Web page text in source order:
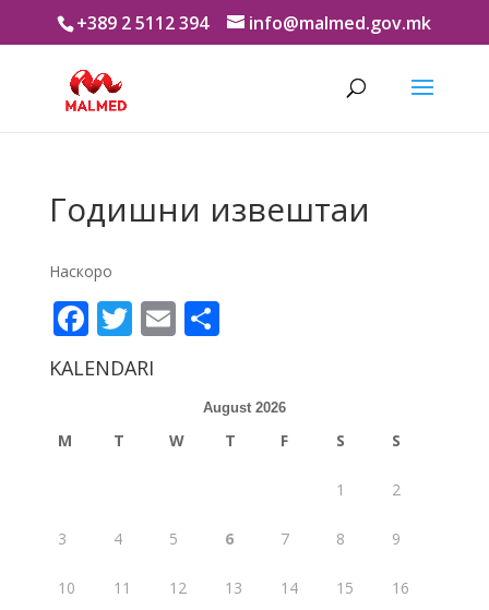
+389 2 5112 394 info@malmed.gov.mk
Годишни извештаи
Наскоро
Facebook
Twitter
EmailShare
KALENDARI
August 2026
M T W T F S S
1 2
3 4 5 6 7 8 9
10 11 12 13 14 15 16